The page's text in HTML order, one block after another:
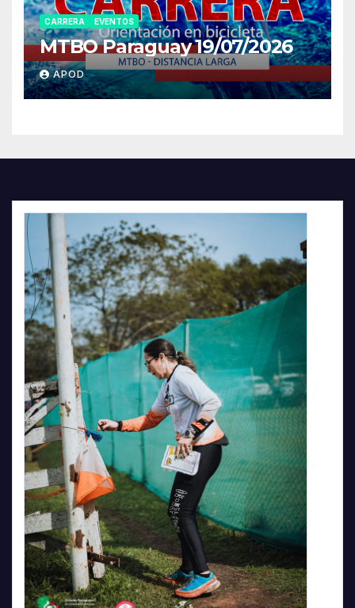
CARRERA EVENTOS
MTBO Paraguay 19/07/2026
APOD